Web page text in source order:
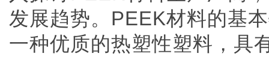
发展趋势。PEEK材料的基
一种优质的热塑性塑料，具